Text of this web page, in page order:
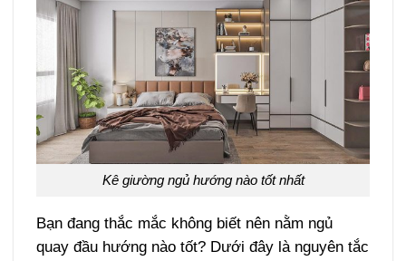
Kê giường ngủ hướng nào tốt nhất
Bạn đang thắc mắc không biết nên nằm ngủ
quay đầu hướng nào tốt? Dưới đây là nguyên tắc